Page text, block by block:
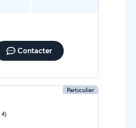
Contacter
Particulier
4)